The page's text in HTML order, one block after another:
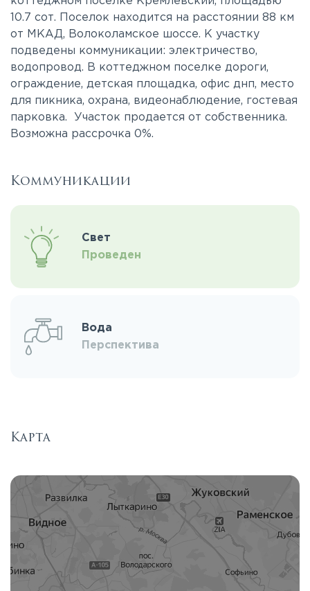
10.7 сот. Поселок находится на расстоянии 88 км
от МКАД, Волоколамское шоссе. К участку
подведены коммуникации: электричество,
водопровод. В коттеджном поселке дороги,
ограждение, детская площадка, офис днп, место
для пикника, охрана, видеонаблюдение, гостевая
парковка. Участок продается от собственника.
Возможна рассрочка 0%.
Коммуникации
Свет
Проведен
Вода
Перспектива
Карта